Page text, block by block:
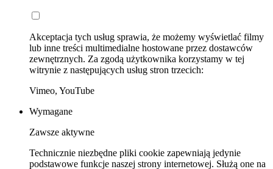
Akceptacja tych usług sprawia, że możemy wyświetlać filmy
lub inne treści multimedialne hostowane przez dostawców
zewnętrznych. Za zgodą użytkownika korzystamy w tej
witrynie z następujących usług stron trzecich:
Vimeo, YouTube
Wymagane
Zawsze aktywne
Technicznie niezbędne pliki cookie zapewniają jedynie
podstawowe funkcje naszej strony internetowej. Służą one na